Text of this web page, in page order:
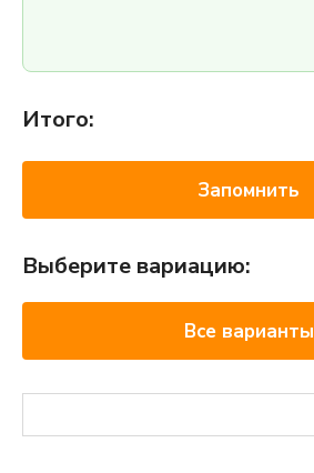
Итого:
Запомнить
Выберите вариацию:
Все варианты